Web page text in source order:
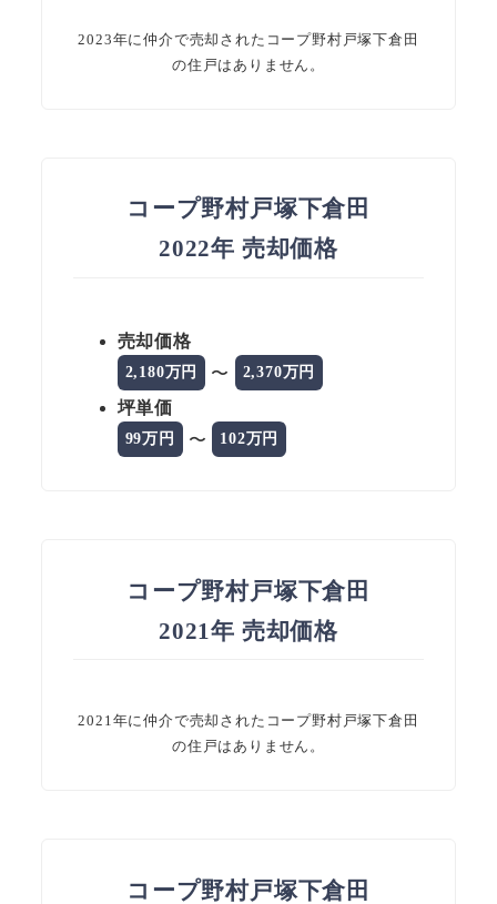
2023年に仲介で売却されたコープ野村戸塚下倉田
の住戸はありません。
コープ野村戸塚下倉田
2022年 売却価格
売却価格
2,180万円 〜 2,370万円
坪単価
99万円 〜 102万円
コープ野村戸塚下倉田
2021年 売却価格
2021年に仲介で売却されたコープ野村戸塚下倉田
の住戸はありません。
コープ野村戸塚下倉田